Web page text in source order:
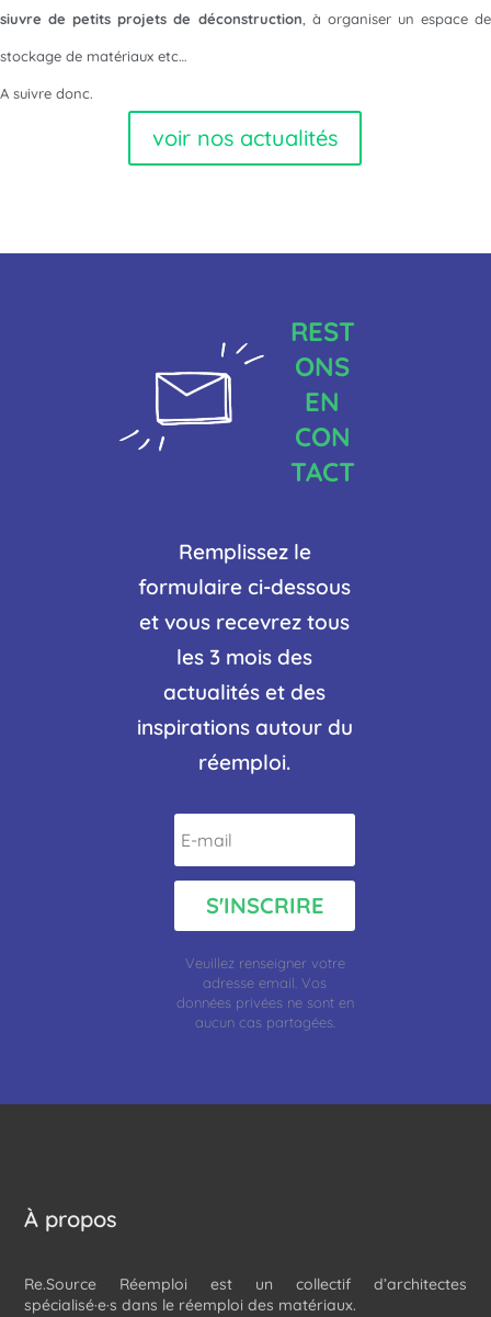
siuvre de petits projets de déconstruction, à organiser un espace de
stockage de matériaux etc…
A suivre donc.
voir nos actualités
REST
ONS
EN
CON
TACT
Remplissez le
formulaire ci-dessous
et vous recevrez tous
les 3 mois des
actualités et des
inspirations autour du
réemploi.
S'INSCRIRE
Veuillez renseigner votre
adresseemail.Vos
données privées ne sont en
aucun cas partagées.
À propos
Re.Source Réemploi est un collectif d’architectes
spécialisé·e·s dans le réemploi des matériaux.